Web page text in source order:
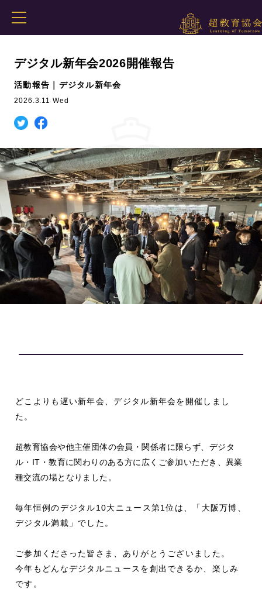
デジタル新年会2026開催報告
活動報告｜デジタル新年会
2026.3.11 Wed
どこよりも遅い新年会、デジタル新年会を開催しまし
た。
超教育協会や他主催団体の会員・関係者に限らず、 デジタ
ル・IT・教育に関わりのある方に広くご参加いただき、 異業
種交流の場となりました。
毎年恒例のデジタル10大ニュース第1位は、「大阪万博、
デジタル満載」でした。
ご参加くださった皆さま、ありがとうございました。
今年もどんなデジタルニュースを創出できるか、楽しみ
です。